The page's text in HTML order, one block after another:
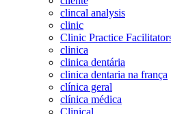
clincal analysis
clinic
Clinic Practice
clinica
clinica dentária
clinica dentaria na frança
clínica geral
clínica médica
Clinical